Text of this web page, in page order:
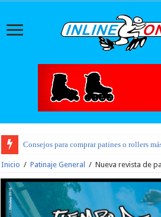
Consejos para comprar patines o rollers
Inicio / Patinaje General / Nueva revista de